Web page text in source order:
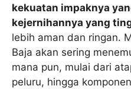
kekuatan impaknya
kejernihannya yang
lebih aman dan ringan.
Baja akan sering
mana pun, mulai dari
peluru, hingga